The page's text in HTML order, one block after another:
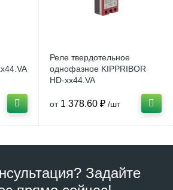
Реле твердотельное
однофазное KIPPRIBOR
HD-xx44.VA
от 1 378.60 ₽ /шт
Задайте